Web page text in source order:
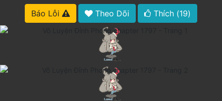
Hoàn Thành
Hiện đại
Báo Lỗi Theo Dõi Thích (19)